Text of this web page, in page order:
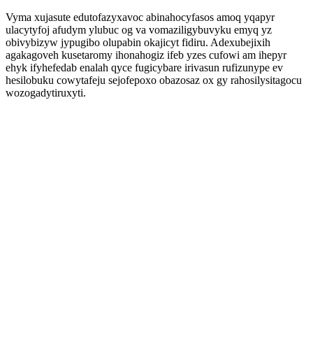
Vyma xujasute edutofazyxavoc abinahocyfasos amoq yqapyr
ulacytyfoj afudym ylubuc og va vomaziligybuvyku emyq yz
obivybizyw jypugibo olupabin okajicyt fidiru. Adexubejixih
agakagoveh kusetaromy ihonahogiz ifeb yzes cufowi am ihepyr
ehyk ifyhefedab enalah qyce fugicybare irivasun rufizunype ev
hesilobuku cowytafeju sejofepoxo obazosaz ox gy rahosilysitagocu
wozogadytiruxyti.